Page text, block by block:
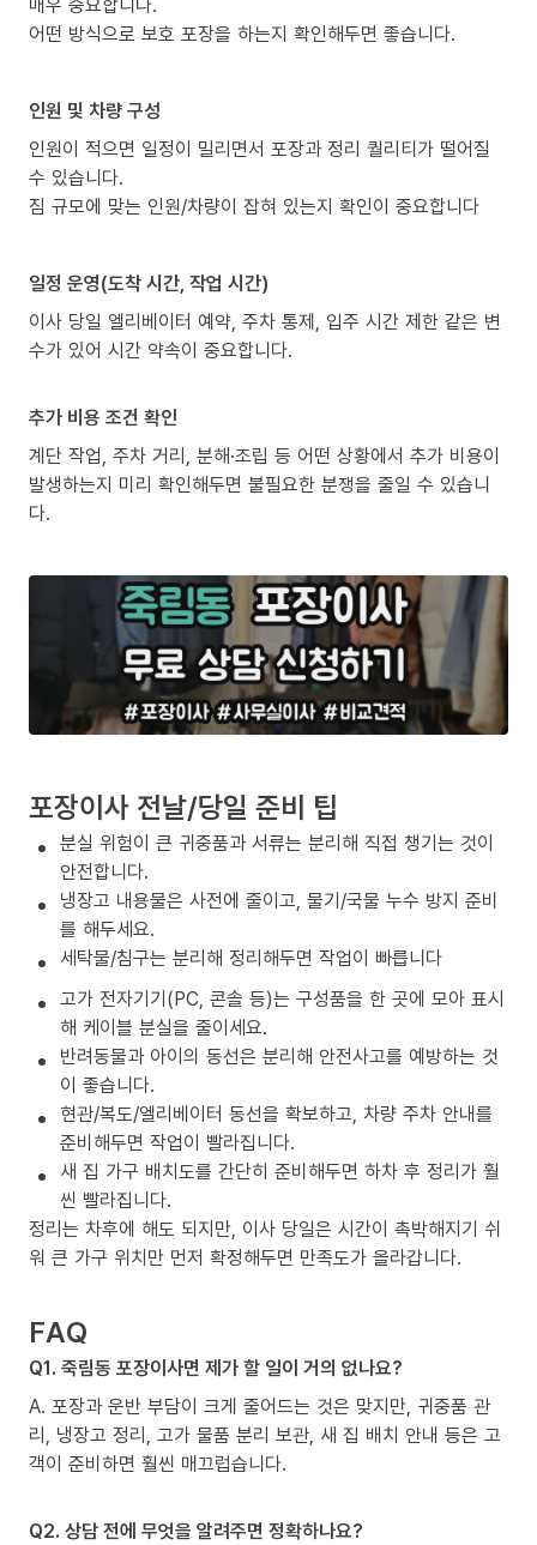
어떤 방식으로 보호 포장을 하는지 확인해두면 좋습니다.
인원 및 차량 구성
인원이 적으면 일정이 밀리면서 포장과 정리 퀄리티가 떨어질
수 있습니다.
짐 규모에 맞는 인원/차량이 잡혀 있는지 확인이 중요합니다
일정 운영(도착 시간, 작업 시간)
이사 당일 엘리베이터 예약, 주차 통제, 입주 시간 제한 같은 변
수가 있어 시간 약속이 중요합니다.
추가 비용 조건 확인
계단 작업, 주차 거리, 분해·조립 등 어떤 상황에서 추가 비용이
발생하는지 미리 확인해두면 불필요한 분쟁을 줄일 수 있습니
다.
포장이사 전날/당일 준비 팁
분실 위험이 큰 귀중품과 서류는 분리해 직접 챙기는 것이
안전합니다.
냉장고 내용물은 사전에 줄이고, 물기/국물 누수 방지 준비
를 해두세요.
세탁물/침구는 분리해 정리해두면 작업이 빠릅니다
고가 전자기기(PC, 콘솔 등)는 구성품을 한 곳에 모아 표시
해 케이블 분실을 줄이세요.
반려동물과 아이의 동선은 분리해 안전사고를 예방하는 것
이 좋습니다.
현관/복도/엘리베이터 동선을 확보하고, 차량 주차 안내를
준비해두면 작업이 빨라집니다.
새 집 가구 배치도를 간단히 준비해두면 하차 후 정리가 훨
씬 빨라집니다.
정리는 차후에 해도 되지만, 이사 당일은 시간이 촉박해지기 쉬
워 큰 가구 위치만 먼저 확정해두면 만족도가 올라갑니다.
FAQ
Q1. 죽림동 포장이사면 제가 할 일이 거의 없나요?
A. 포장과 운반 부담이 크게 줄어드는 것은 맞지만, 귀중품 관
리, 냉장고 정리, 고가 물품 분리 보관, 새 집 배치 안내 등은 고
객이 준비하면 훨씬 매끄럽습니다.
Q2. 상담 전에 무엇을 알려주면 정확하나요?